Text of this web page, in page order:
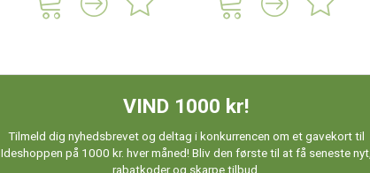
VIND 1000 kr!
Tilmeld dig nyhedsbrevet og deltag i konkurrencen om et gavekort til
Ideshoppen på 1000 kr. hver måned! Bliv den første til at få seneste nyt,
rabatkoder og skarpe tilbud.